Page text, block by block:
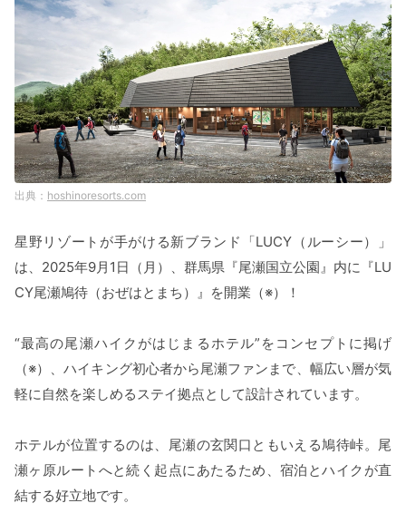
hoshinoresorts.com
星野リゾートが手がける新ブランド「LUCY（ルーシー）」
は、2025年9月1日（月）、群馬県『尾瀬国立公園』内に『LU
CY尾瀬鳩待（おぜはとまち）』を開業（※）！
“最高の尾瀬ハイクがはじまるホテル”をコンセプトに掲げ
（※）、ハイキング初心者から尾瀬ファンまで、幅広い層が気
軽に自然を楽しめるステイ拠点として設計されています。
ホテルが位置するのは、尾瀬の玄関口ともいえる鳩待峠。尾
瀬ヶ原ルートへと続く起点にあたるため、宿泊とハイクが直
結する好立地です。